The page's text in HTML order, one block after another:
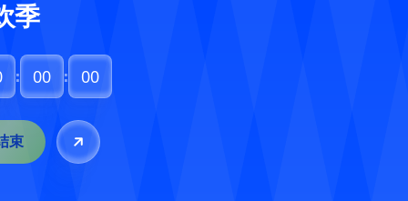
季
: 00 : 00
束